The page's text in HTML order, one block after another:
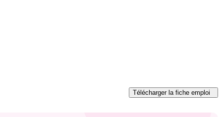
Télécharger la fiche emploi